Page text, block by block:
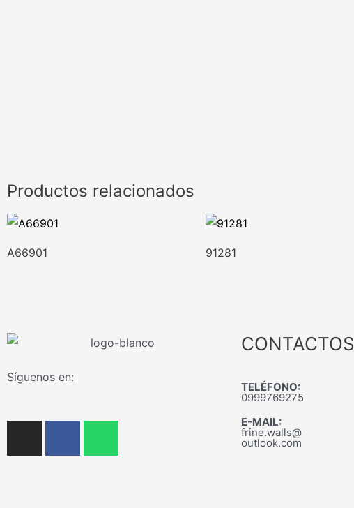
Productos relacionados
A66901 91281
Síguenos en:
CONTACTOS
TELÉFONO:
0999769275
E-MAIL:
frine.walls@
outlook.com